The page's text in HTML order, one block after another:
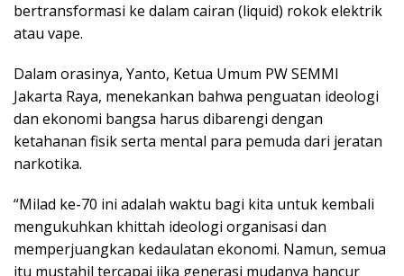
bertransformasi ke dalam cairan (liquid) rokok elektrik
atau vape.
Dalam orasinya, Yanto, Ketua Umum PW SEMMI
Jakarta Raya, menekankan bahwa penguatan ideologi
dan ekonomi bangsa harus dibarengi dengan
ketahanan fisik serta mental para pemuda dari jeratan
narkotika.
“Milad ke-70 ini adalah waktu bagi kita untuk kembali
mengukuhkan khittah ideologi organisasi dan
memperjuangkan kedaulatan ekonomi. Namun, semua
itu mustahil tercapai jika generasi mudanya hancur